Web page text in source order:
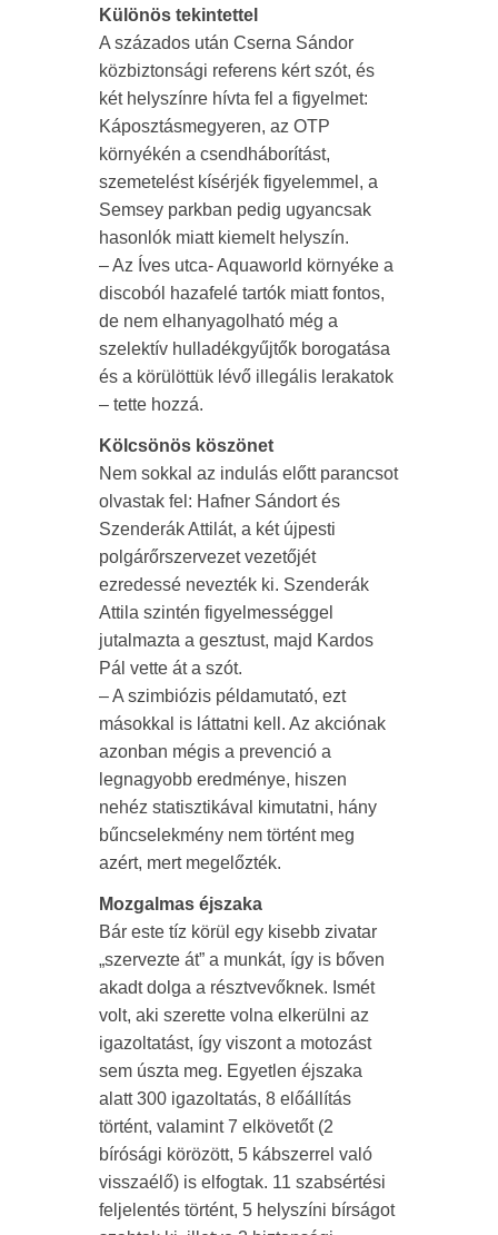
Különös tekintettel
A százados után Cserna Sándor
közbiztonsági referens kért szót, és
két helyszínre hívta fel a figyelmet:
Káposztásmegyeren, az OTP
környékén a csendháborítást,
szemetelést kísérjék figyelemmel, a
Semsey parkban pedig ugyancsak
hasonlók miatt kiemelt helyszín.
– Az Íves utca- Aquaworld környéke a
discoból hazafelé tartók miatt fontos,
de nem elhanyagolható még a
szelektív hulladékgyűjtők borogatása
és a körülöttük lévő illegális lerakatok
– tette hozzá.
Kölcsönös köszönet
Nem sokkal az indulás előtt parancsot
olvastak fel: Hafner Sándort és
Szenderák Attilát, a két újpesti
polgárőrszervezet vezetőjét
ezredessé nevezték ki. Szenderák
Attila szintén figyelmességgel
jutalmazta a gesztust, majd Kardos
Pál vette át a szót.
– A szimbiózis példamutató, ezt
másokkal is láttatni kell. Az akciónak
azonban mégis a prevenció a
legnagyobb eredménye, hiszen
nehéz statisztikával kimutatni, hány
bűncselekmény nem történt meg
azért, mert megelőzték.
Mozgalmas éjszaka
Bár este tíz körül egy kisebb zivatar
„szervezte át” a munkát, így is bőven
akadt dolga a résztvevőknek. Ismét
volt, aki szerette volna elkerülni az
igazoltatást, így viszont a motozást
sem úszta meg. Egyetlen éjszaka
alatt 300 igazoltatás, 8 előállítás
történt, valamint 7 elkövetőt (2
bírósági körözött, 5 kábszerrel való
visszaélő) is elfogtak. 11 szabsértési
feljelentés történt, 5 helyszíni bírságot